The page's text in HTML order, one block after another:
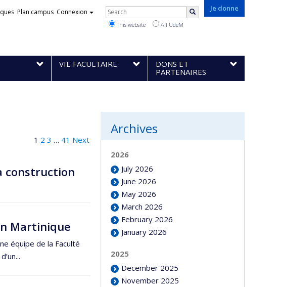
Je donne
Plan campus Connexion Rechercher
This website All UdeM
VIE FACULTAIRE
DONS ET
PARTENAIRES
1 2 3 … 41 Next
construction
Martinique
équipe de la Faculté
Archives
2026
July 2026
June 2026
May 2026
March 2026
February 2026
January 2026
2025
December 2025
November 2025